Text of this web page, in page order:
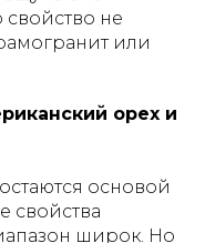
свойство не
или
орех и
основой
свойства
широк. Но